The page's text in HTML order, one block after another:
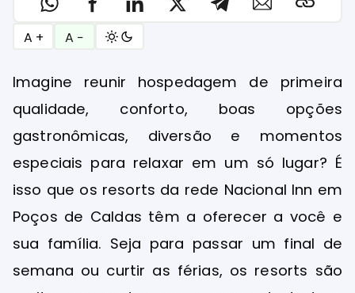
A + A −
Imagine reunir hospedagem de primeira
qualidade, conforto, boas opções
gastronômicas, diversão e momentos
especiais para relaxar em um só lugar? É
isso que os resorts da rede Nacional Inn em
Poços de Caldas têm a oferecer a você e
sua família. Seja para passar um final de
semana ou curtir as férias, os resorts são